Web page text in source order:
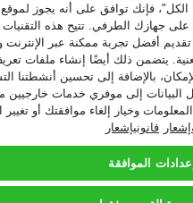
الكل"، فإنك توافق على أنه يجوز
على جهازك الطرفي. تتيح هذه التقنيات
تقديم أفضل تجربة ممكنة عبر
يتضمن ذلك أيضًا إنشاء ملفات
بالإضافة إلى تحسين أنشطتنا
البيانات إلى موفري خدمات
وخيار إلغاء موافقتك أو
قانونيإشعار
الموافقة